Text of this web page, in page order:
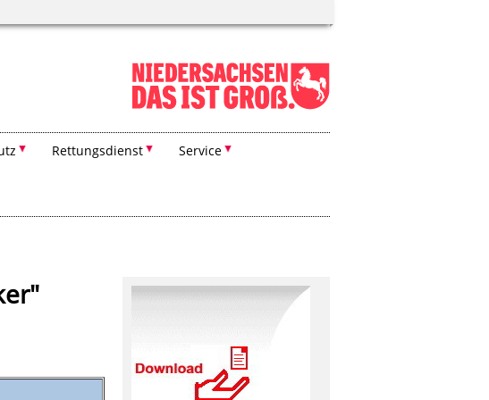
Rettungsdienst Service